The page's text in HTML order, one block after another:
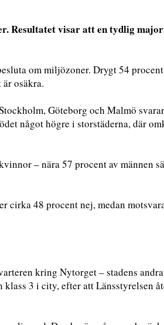
Resultatet visar att en tydlig
om miljözoner. Drygt 54 procent
osäkra.
Göteborg och Malmö
något högre i storstäderna, där
– nära 57 procent av männen
cirka 48 procent nej, medan
kring Nytorget – stadens
3 i city, efter att Länsstyrelsen